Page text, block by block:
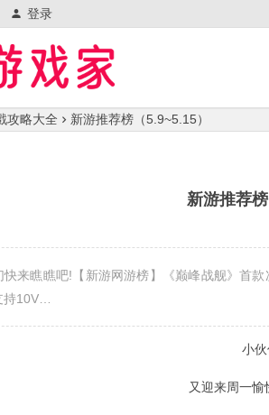
登录
攻略大全 新游推荐榜（5.9~5.15）
新游推荐榜
快来瞧瞧吧!【新游网游榜】《巅峰战舰》首
10V…
小
又迎来周一愉